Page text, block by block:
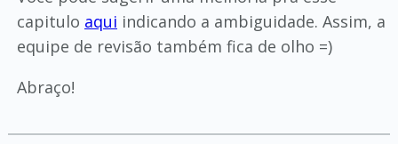
capitulo aqui indicando a ambiguidade. Assim, a
equipe de revisão também fica de olho =)
Abraço!